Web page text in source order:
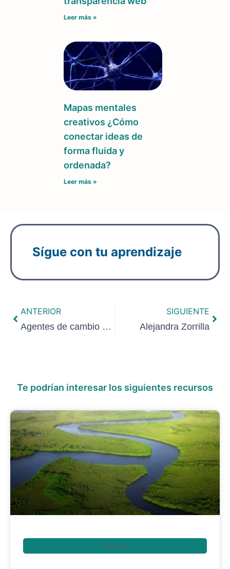
Leer más »
Mapas mentales
creativos ¿Cómo
conectar ideas de
forma fluida y
ordenada?
Leer más »
Sígue con tu aprendizaje
ANTERIOR
Agentes de cambio social para el desarrollo sostenible
SIGUIENTE
Alejandra Zorrilla
Te podrían interesar los siguientes recursos
Recursos